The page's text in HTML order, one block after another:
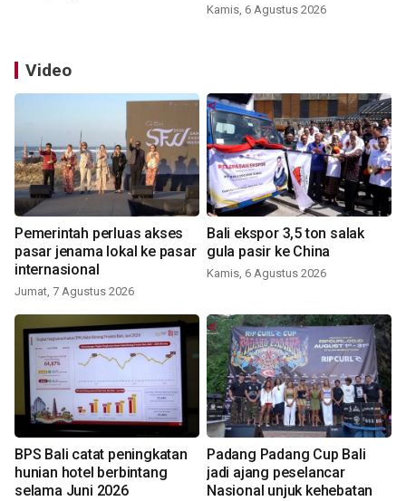
Kamis, 6 Agustus 2026
Video
Pemerintah perluas akses
pasar jenama lokal ke pasar
internasional
Jumat, 7 Agustus 2026
Bali ekspor 3,5 ton salak
gula pasir ke China
Kamis, 6 Agustus 2026
BPS Bali catat peningkatan
hunian hotel berbintang
selama Juni 2026
Padang Padang Cup Bali
jadi ajang peselancar
Nasional unjuk kehebatan